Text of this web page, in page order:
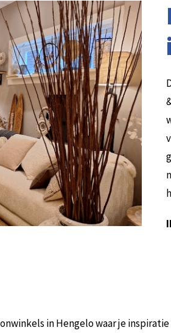
in Hengelo waar je